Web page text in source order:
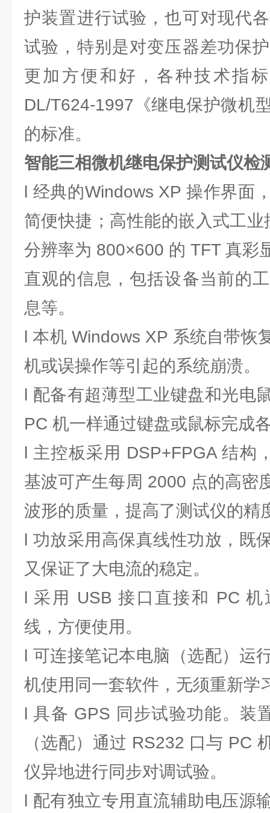
护装置进行试验，也可对现代
试验，特别是对变压器差功保
更加方便和好，各种技术指
DL/T624-1997《继电保护微机
的标准。
智能三相微机继电保护测试仪检
l 经典的Windows XP 操作界面
简便快捷；高性能的嵌入式工
分辨率为 800×600 的 TFT 真彩
直观的信息，包括设备当前的
息等。
l 本机 Windows XP 系统自带恢
机或误操作等引起的系统崩溃。
l 配备有超薄型工业键盘和光电
PC 机一样通过键盘或鼠标完成
l 主控板采用 DSP+FPGA 结构
基波可产生每周 2000 点的高密
波形的质量，提高了测试仪的精
l 功放采用高保真线性功放，既
又保证了大电流的稳定。
l 采用 USB 接口直接和 PC
线，方便使用。
l 可连接笔记本电脑（选配）运
机使用同一套软件，无须重新学
l 具备 GPS 同步试验功能。装
（选配）通过 RS232 口与 PC
仪异地进行同步对调试验。
l 配有独立专用直流辅助电压源